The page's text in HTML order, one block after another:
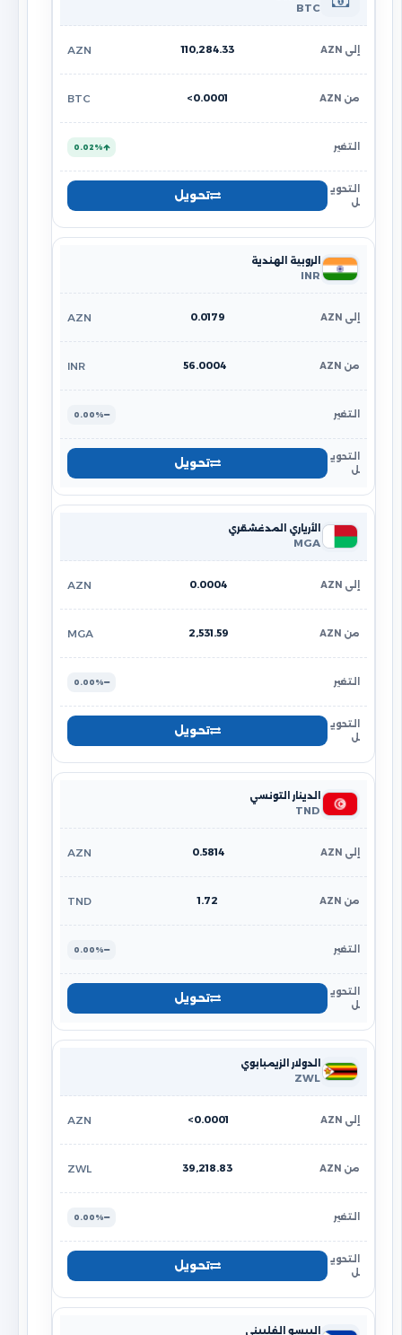
BTC
110,284.33
AZN
<0.0001
BTC
0.02%
تحويل
الروبية الهندية
INR
0.0179
AZN
56.0004
INR
0.00%
تحويل
الأرياري المدغشقري
MGA
0.0004
AZN
2,531.59
MGA
0.00%
تحويل
الدينار التونسي
TND
0.5814
AZN
1.72
TND
0.00%
تحويل
الدولار الزيمبابوي
ZWL
<0.0001
AZN
39,218.83
ZWL
0.00%
تحويل
البيسو الفلبيني